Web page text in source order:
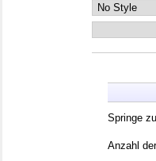
Springe
Anzahl